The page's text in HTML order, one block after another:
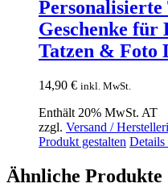
Personalisierte
Geschenke für
Tatzen & Foto
14,90 € inkl. MwSt.
Enthält 20% MwSt. AT
zzgl. Versand /
Produkt gestalten Details
Ähnliche Produkte